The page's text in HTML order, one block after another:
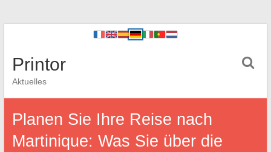
Printor
Aktuelles
Planen Sie Ihre Reise nach
Martinique: Was Sie über die